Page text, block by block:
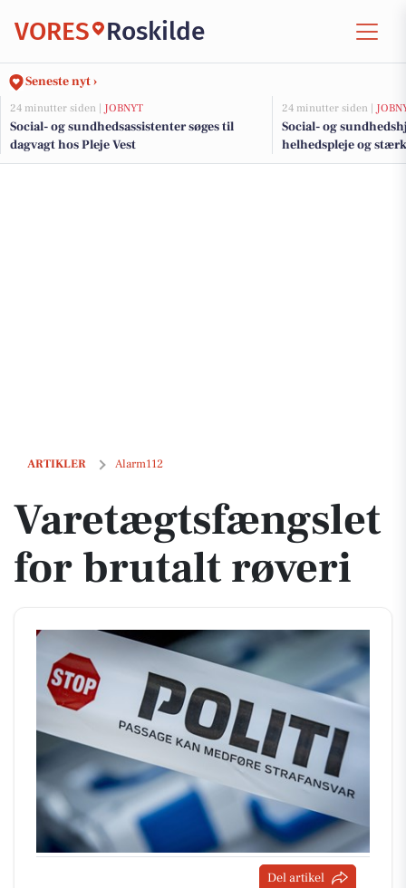
VORES Roskilde
Seneste nyt ›
24 minutter siden | JOBNYT
Social- og sundhedsassistenter søges til
dagvagt hos Pleje Vest
24 minutter siden |
Social- og
helhedspleje og
Pleje Vest
ARTIKLER Alarm112
Varetægtsfængslet for brutalt røveri
Varetægtsfængslet
for brutalt røveri
Del artikel